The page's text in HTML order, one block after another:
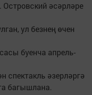
әсәрләре
ул безнең өчен
буенча апрель-
спектакль әзерләргә
багышлана.